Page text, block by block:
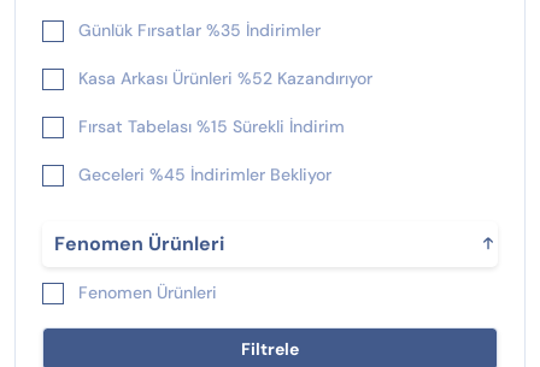
Günlük Fırsatlar %35 İndirimler
Kasa Arkası Ürünleri %52 Kazandırıyor
Fırsat Tabelası %15 Sürekli İndirim
Geceleri %45 İndirimler Bekliyor
Fenomen Ürünleri
Fenomen Ürünleri
Filtrele